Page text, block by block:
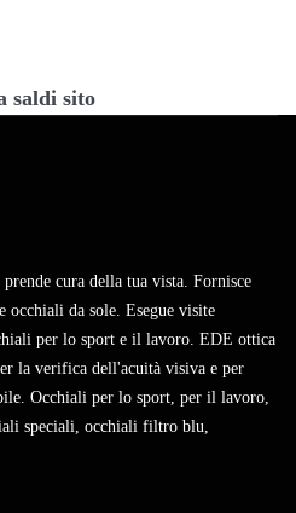
saldi sito
cura della tua vista. Fornisce
occhiali da sole. Esegue visite
per lo sport e il lavoro. EDE ottica
la verifica dell'acuità visiva e per
Occhiali per lo sport, per il lavoro,
speciali, occhiali filtro blu,